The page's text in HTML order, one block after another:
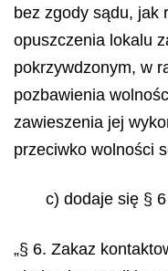
bez zgody sądu, jak
opuszczenia lokalu
pokrzywdzonym, w
pozbawienia
zawieszenia jej
przeciwko wolności
c) dodaje się §
„§ 6. Zakaz